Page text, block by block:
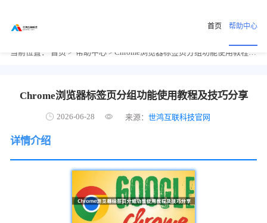
首页 帮助中心
当前位置： 首页 > 帮助中心 > Chrome浏览器标签页分组功能使用教程及技巧分享
Chrome浏览器标签页分组功能使用教程及技巧分享
2026-06-28 来源：世鸿互联科技官网
详情介绍